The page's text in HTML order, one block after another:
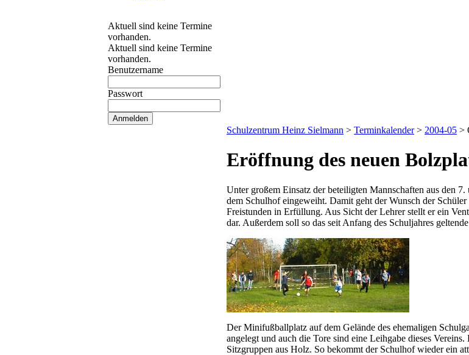
Aktuell sind keine Termine
vorhanden.
Aktuell sind keine Termine
vorhanden.
Benutzername
Passwort
Schulzentrum Heinz Sielmann > Terminkalender> 2004-05 >
Eröffnung des neuen
Unter großem Einsatz der beteiligten Mannschaften aus den
dem Schulhof eingeweiht. Damit geht der Wunsch der
Freistunden in Erfüllung. Aus Sicht der Lehrer stellt er ein
dar. Außerdem soll so das seit Anfang des Schuljahres
Der Minifußballplatz auf dem Gelände des ehemaligen
angelegt und auch die Tore sind eine Leihgabe dieses
Sitzgruppen aus Holz. So bekommt der Schulhof wieder ein